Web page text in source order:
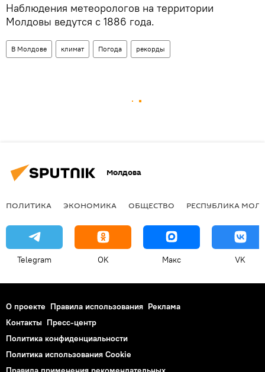
Наблюдения метеорологов на территории
Молдовы ведутся с 1886 года.
В Молдове климат Погода рекорды
Молдова
ПОЛИТИКА ЭКОНОМИКА ОБЩЕСТВО РЕСПУБЛИКА
Telegram OK Макс VK
О проекте Правила использования Реклама
Контакты Пресс-центр
Политика конфиденциальности
Политика использования Cookie